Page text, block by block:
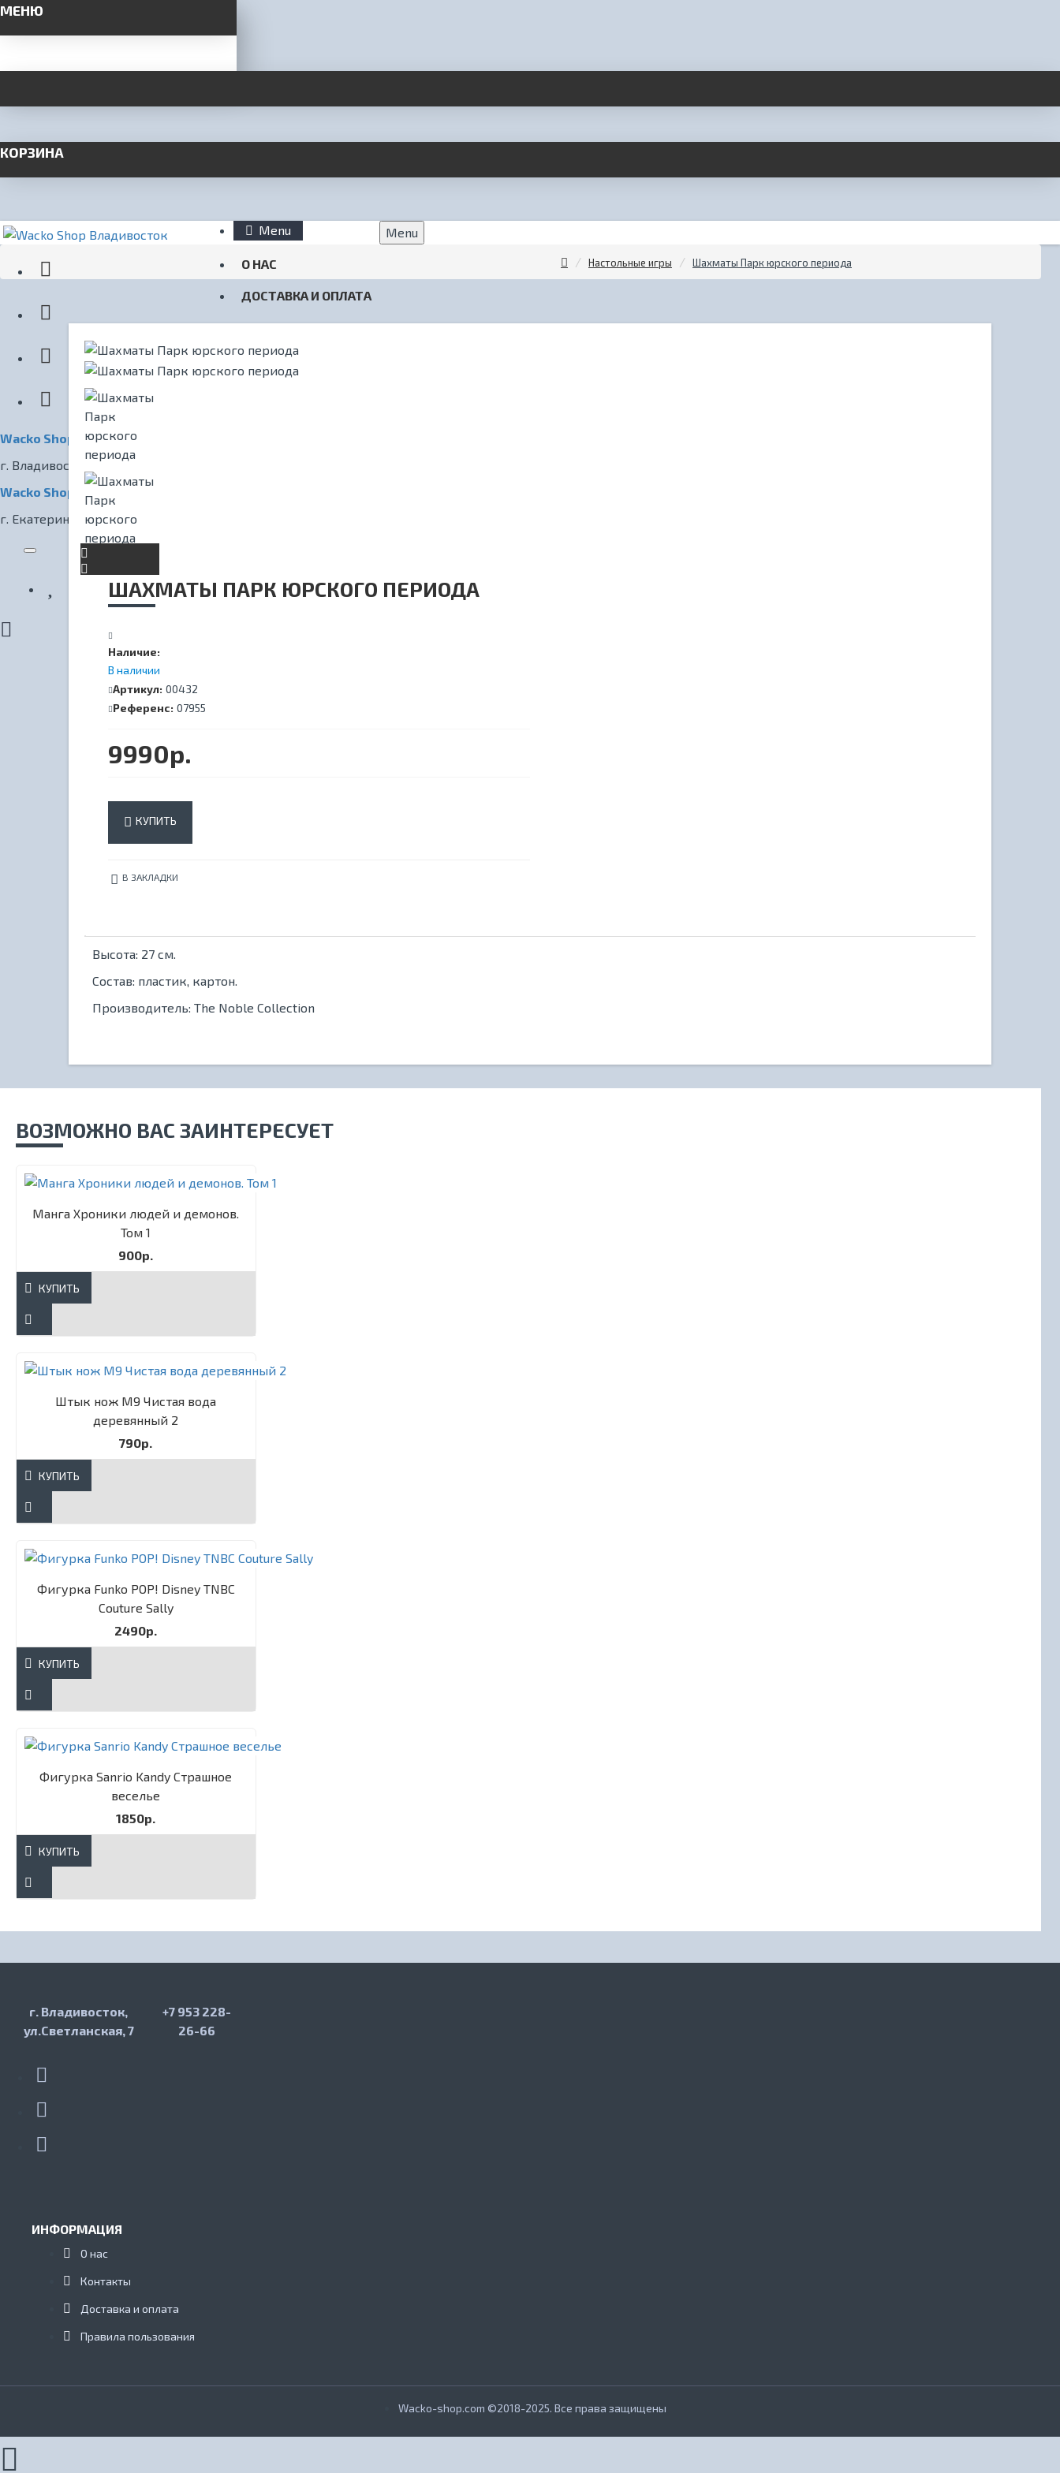
МЕНЮ
КОРЗИНА
Wacko Shop Владивосток
г. Владивосток, ул. Светланская, 7
Wacko Shop Екатеринбург
г. Екатеринбург, ул. Радищева, 1
Menu
О НАС
ДОСТАВКА И ОПЛАТА
КОНТАКТЫ
КИНОТЕАТР
Menu
Настольные игры Шахматы Парк юрского периода
ШАХМАТЫ ПАРК ЮРСКОГО ПЕРИОДА
Наличие:
В наличии
Артикул: 00432
Референс: 07955
9990р.
КУПИТЬ
В ЗАКЛАДКИ
Высота: 27 см.
Состав: пластик, картон.
Производитель: The Noble Collection
ВОЗМОЖНО ВАС ЗАИНТЕРЕСУЕТ
Манга Хроники людей и демонов.
Том 1
900р.
КУПИТЬ
Штык нож М9 Чистая вода
деревянный 2
790р.
КУПИТЬ
Фигурка Funko POP! Disney TNBC
Couture Sally​
2490р.
КУПИТЬ
Фигурка Sanrio Kandy Страшное
веселье
1850р.
КУПИТЬ
г. Владивосток,
ул.Светланская, 7
+7 953 228-
26-66
ИНФОРМАЦИЯ
О нас
Контакты
Доставка и оплата
Правила пользования
Wacko-shop.com ©2018-2025. Все права защищены